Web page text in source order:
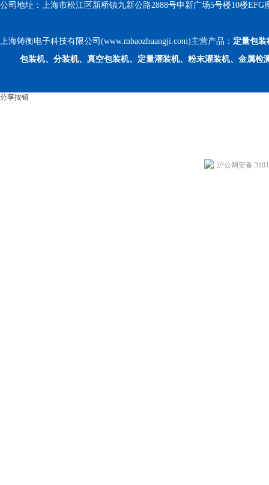
公司地址：上海市松江区新桥镇九新公路2888号申新广场5号楼10楼EFG
上海铸衡电子科技有限公司(www.mbaozhuangji.com)主营产品： 定量包装
包装机、分装机、真空包装机、定量灌装机、粉末灌装机、金属检
分享按钮
沪公网安备